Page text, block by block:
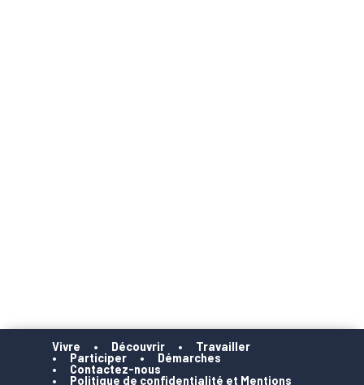
Vivre Découvrir
Travailler
Participer
Démarches
Contactez-nous
Politique de confidentialité et Mentions